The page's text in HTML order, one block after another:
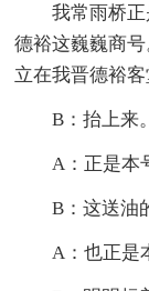
我常雨桥
德裕这巍巍商
立在我晋德裕客
B：抬上
A：正是本
B：这送
A：也正是